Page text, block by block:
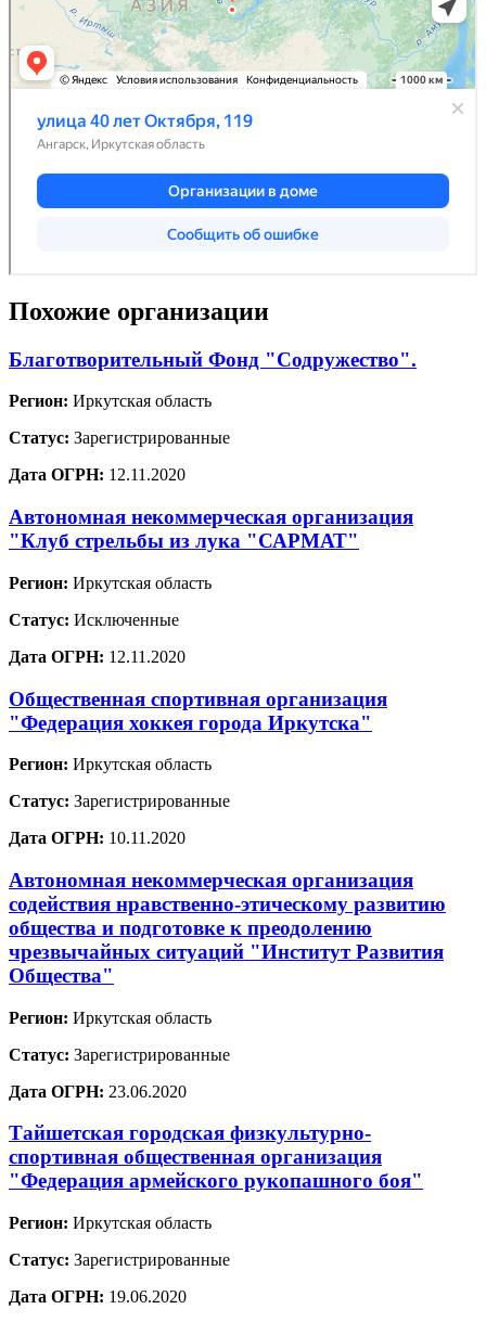
Похожие организации
Благотворительный Фонд "Содружество".
Регион: Иркутская область
Статус: Зарегистрированные
Дата ОГРН: 12.11.2020
Автономная некоммерческая организация
"Клуб стрельбы из лука "САРМАТ"
Регион: Иркутская область
Статус: Исключенные
Дата ОГРН: 12.11.2020
Общественная спортивная организация
"Федерация хоккея города Иркутска"
Регион: Иркутская область
Статус: Зарегистрированные
Дата ОГРН: 10.11.2020
Автономная некоммерческая организация
содействия нравственно-этическому развитию
общества и подготовке к преодолению
чрезвычайных ситуаций "Институт Развития
Общества"
Регион: Иркутская область
Статус: Зарегистрированные
Дата ОГРН: 23.06.2020
Тайшетская городская физкультурно-
спортивная общественная организация
"Федерация армейского рукопашного боя"
Регион: Иркутская область
Статус: Зарегистрированные
Дата ОГРН: 19.06.2020